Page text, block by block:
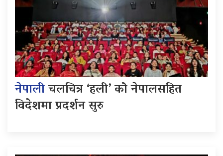
नेपालीचलचित्र ‘हली’ को नेपालसहित
विदेशमा प्रदर्शन सुरु